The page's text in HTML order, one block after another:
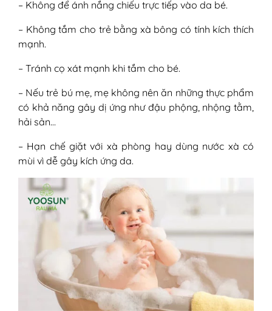
– Không để ánh nắng chiếu trực tiếp vào da bé.
– Không tắm cho trẻ bằng xà bông có tính kích thích
mạnh.
– Tránh cọ xát mạnh khi tắm cho bé.
– Nếu trẻ bú mẹ, mẹ không nên ăn những thực phẩm
có khả năng gây dị ứng như đậu phộng, nhộng tằm,
hải sản…
– Hạn chế giặt với xà phòng hay dùng nước xà có
mùi vì dễ gây kích ứng da.